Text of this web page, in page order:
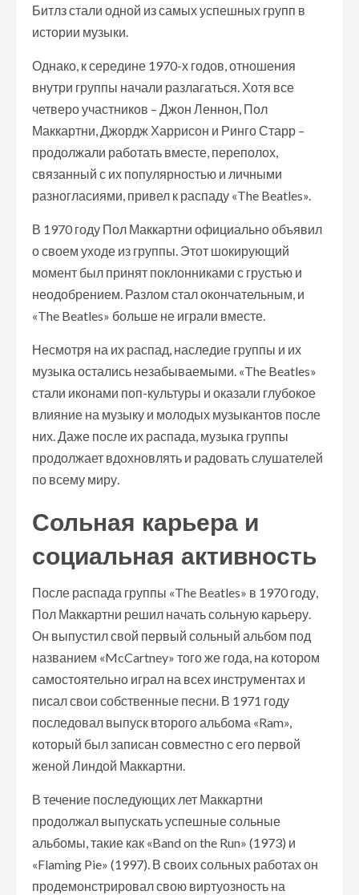
Битлз стали одной из самых успешных групп в
истории музыки.
Однако, к середине 1970-х годов, отношения
внутри группы начали разлагаться. Хотя все
четверо участников – Джон Леннон, Пол
Маккартни, Джордж Харрисон и Ринго Старр –
продолжали работать вместе, переполох,
связанный с их популярностью и личными
разногласиями, привел к распаду «The Beatles».
В 1970 году Пол Маккартни официально объявил
о своем уходе из группы. Этот шокирующий
момент был принят поклонниками с грустью и
неодобрением. Разлом стал окончательным, и
«The Beatles» больше не играли вместе.
Несмотря на их распад, наследие группы и их
музыка остались незабываемыми. «The Beatles»
стали иконами поп-культуры и оказали глубокое
влияние на музыку и молодых музыкантов после
них. Даже после их распада, музыка группы
продолжает вдохновлять и радовать слушателей
по всему миру.
Сольная карьера и
социальная активность
После распада группы «The Beatles» в 1970 году,
Пол Маккартни решил начать сольную карьеру.
Он выпустил свой первый сольный альбом под
названием «McCartney» того же года, на котором
самостоятельно играл на всех инструментах и
писал свои собственные песни. В 1971 году
последовал выпуск второго альбома «Ram»,
который был записан совместно с его первой
женой Линдой Маккартни.
В течение последующих лет Маккартни
продолжал выпускать успешные сольные
альбомы, такие как «Band on the Run» (1973) и
«Flaming Pie» (1997). В своих сольных работах он
продемонстрировал свою виртуозность на